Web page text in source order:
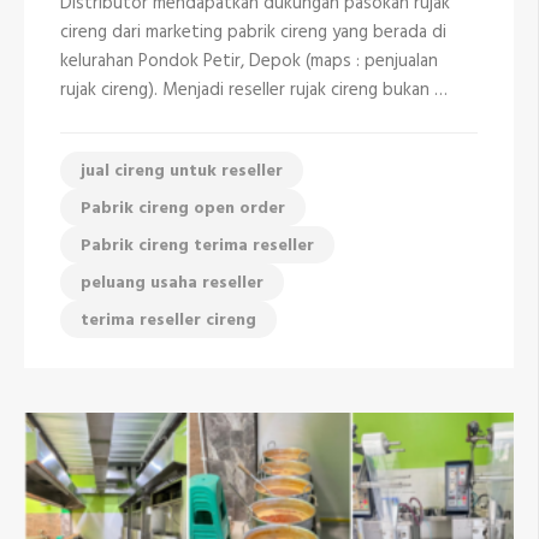
Depok
cireng dari marketing pabrik cireng yang berada di
kelurahan Pondok Petir, Depok (maps : penjualan
rujak cireng). Menjadi reseller rujak cireng bukan …
jual cireng untuk reseller
Pabrik cireng open order
Pabrik cireng terima reseller
peluang usaha reseller
terima reseller cireng